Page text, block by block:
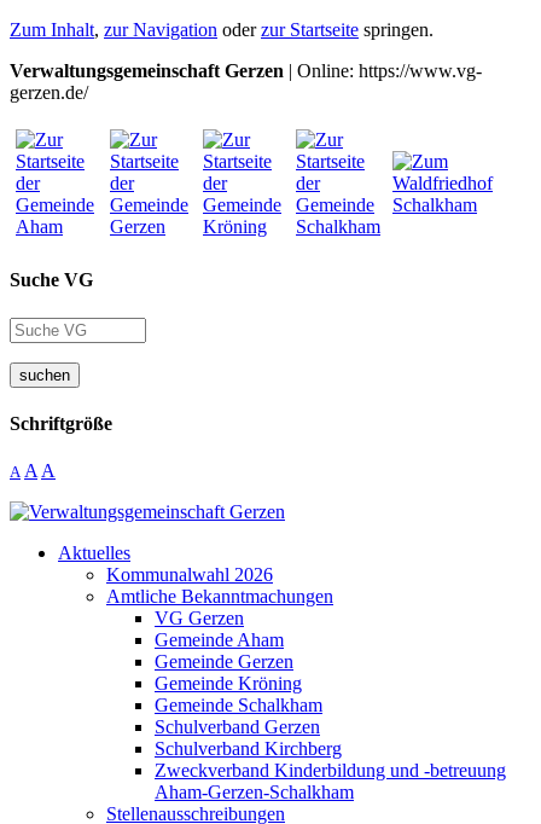
Zum Inhalt, zur Navigation oderzur Startseite springen.
Verwaltungsgemeinschaft Gerzen | Online: https://www.vg-
gerzen.de/
Suche VG
suchen
Schriftgröße
A A A
Aktuelles
Kommunalwahl 2026
Amtliche Bekanntmachungen
VG Gerzen
Gemeinde Aham
Gemeinde Gerzen
Gemeinde Kröning
Gemeinde Schalkham
Schulverband Gerzen
Schulverband Kirchberg
Zweckverband Kinderbildung und -betreuung
Aham-Gerzen-Schalkham
Stellenausschreibungen